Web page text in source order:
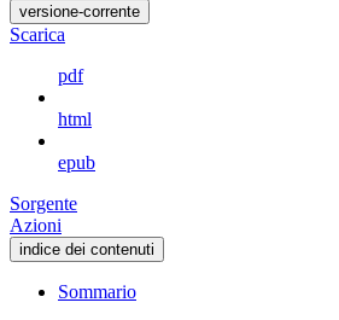
versione-corrente
Scarica
pdf
html
epub
Sorgente
Azioni
indice dei contenuti
Sommario